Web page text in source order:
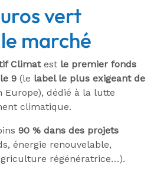
vert
marché
Climatest le premier fonds
9 (le label le plus exigeant de
Europe), dédié à la lutte
climatique.
90 % dans des projets
énergie renouvelable,
régénératrice…).